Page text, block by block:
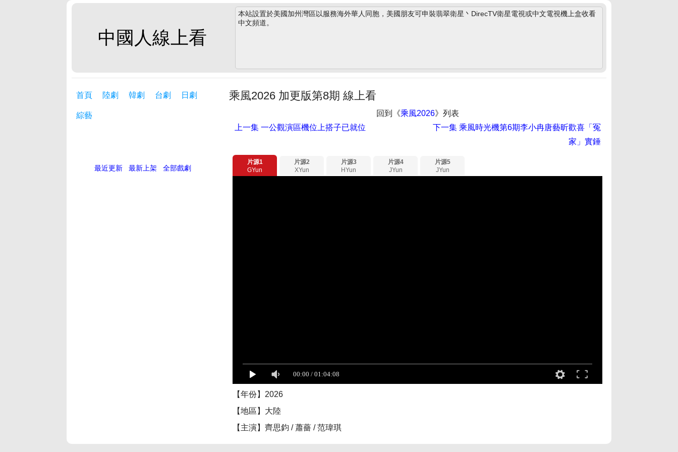
中國人線上看
本站設置於美國加州灣區以服務海外華人同胞，美國朋友可申裝翡翠衛星丶DirecTV衛星電視或中文電視機上盒收看
中文頻道。
首頁 陸劇 韓劇 台劇 日劇
綜藝
最近更新 最新上架 全部戲劇
乘風2026 加更版第8期 線上看
回到《乘風2026》列表
上一集 一公觀演區機位上搭子已就位 下一集乘風時光機第6期李小冉唐藝昕歡喜「冤
家」實錘
片源1
GYun
片源2
XYun
片源3
HYun
片源4
JYun
片源5
JYun
【年份】2026
【地區】大陸
【主演】齊思鈞 / 蕭薔 / 范瑋琪